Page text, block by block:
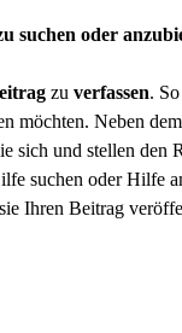
suchen oder
zu verfassen.
möchten. Neben
und stellen
suchen oder Hilfe
Ihren Beitrag